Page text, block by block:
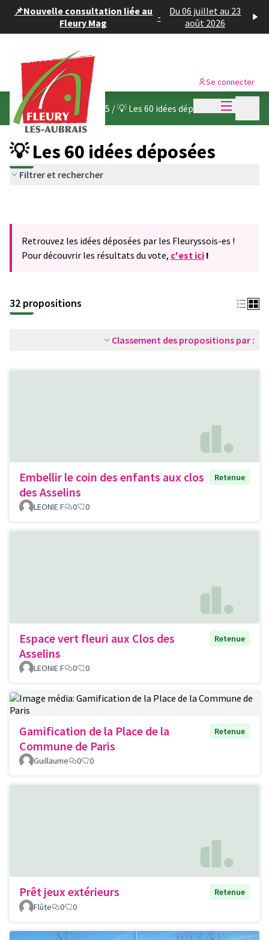
📌Nouvelle consultation liée au
Fleury Mag
-
Du 06 juillet au 23
août 2026
Menu
Se connecter
Budget participatif 2025 /💡 Les 60 idées déposées
💡 Les 60 idées déposées
Filtrer et rechercher
Retrouvez les idées déposées par les Fleuryssois-es !
Pour découvrir les résultats du vote, c'est ici !
32 propositions
Classement des propositions par :
Embellir le coin des enfants aux clos
des Asselins
Retenue
LEONIE F 0 0
Espace vert fleuri aux Clos des
Asselins
Retenue
LEONIE F 0 0
Gamification de la Place de la
Commune de Paris
Retenue
Guillaume 0 0
Prêt jeux extérieurs
Retenue
Flûte
0 0
Panneau de gestion des cookies